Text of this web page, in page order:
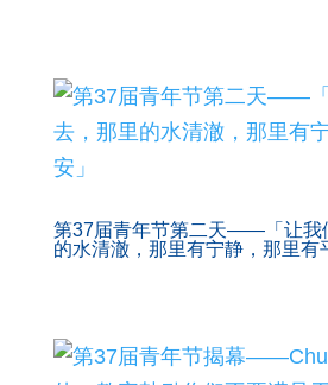
第37届青年节第二天——「让我
的水清澈，那里有宁静，那里有